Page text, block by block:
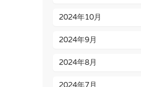
2024年10月
2024年9月
2024年8月
2024年7月